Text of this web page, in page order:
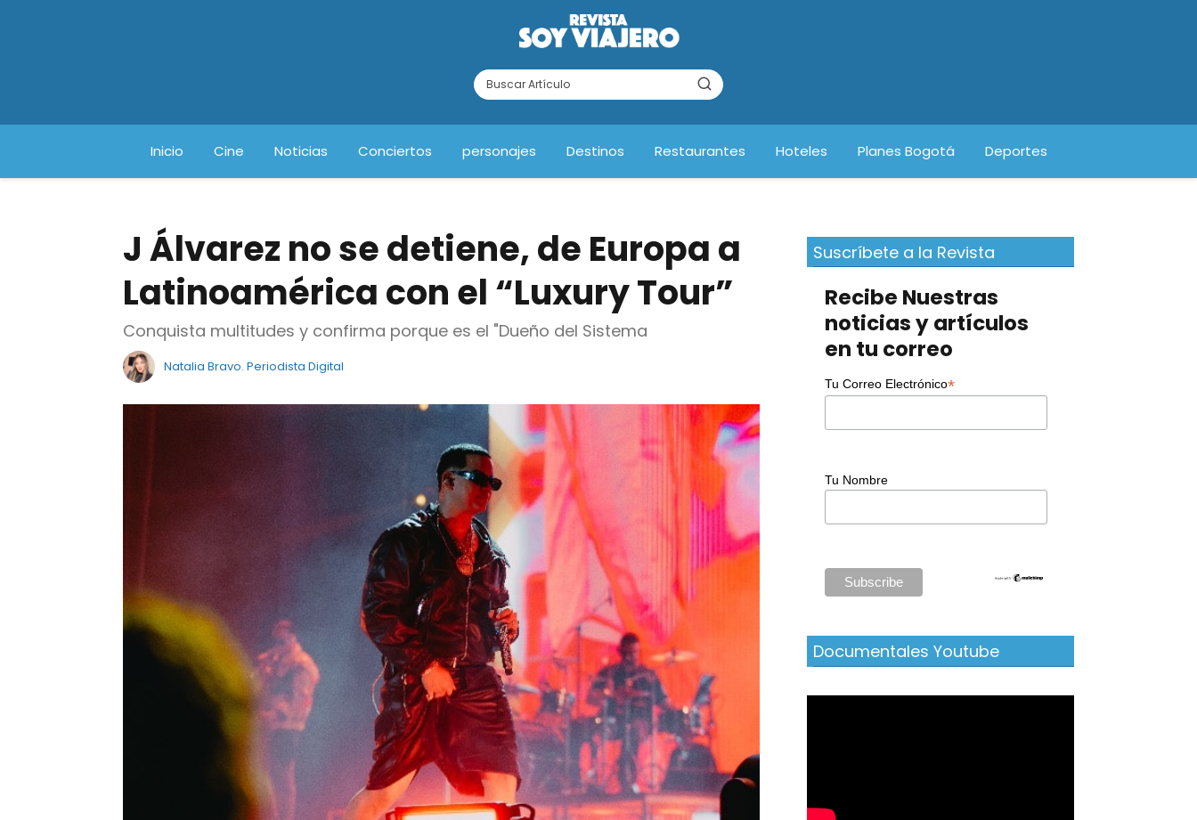
Inicio Cine Noticias Conciertos personajes Destinos Restaurantes Hoteles Planes Bogotá Deportes
J Álvarez no se detiene, de Europa a
Latinoamérica con el “Luxury Tour”
Conquista multitudes y confirma porque es el "Dueño del Sistema
Natalia Bravo. Periodista Digital
Suscríbete a la Revista
Recibe Nuestras
noticias y artículos
en tu correo
Tu Correo Electrónico*
Tu Nombre
Documentales Youtube